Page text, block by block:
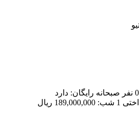
0 نفر صبحانه رایگان: دارد
1 شب:
189,000,000 ریال